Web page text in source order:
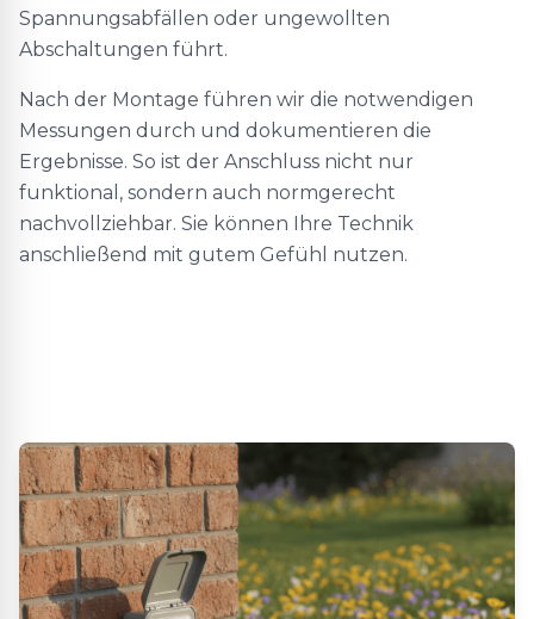
Spannungsabfällen oder ungewollten
Abschaltungen führt.
Nach der Montage führen wir die notwendigen
Messungen durch und dokumentieren die
Ergebnisse. So ist der Anschluss nicht nur
funktional, sondern auch normgerecht
nachvollziehbar. Sie können Ihre Technik
anschließend mit gutem Gefühl nutzen.